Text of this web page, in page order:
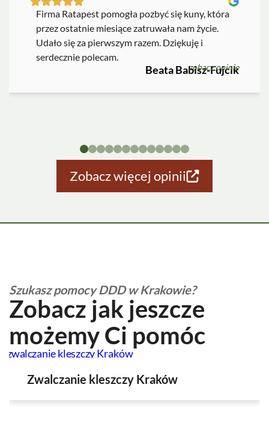
Firma Ratapest pomogła pozbyć się kuny, która
przez ostatnie miesiące zatruwała nam życie.
Udało się za pierwszym razem. Dziękuję i
serdecznie polecam.
Beata Babisz-Fujcik
zobacz opinię
Zobacz więcej opinii
Szukasz pomocy DDD w Krakowie?
Zobacz jak jeszcze
możemy Ci pomóc
Zwalczanie kleszczy Kraków